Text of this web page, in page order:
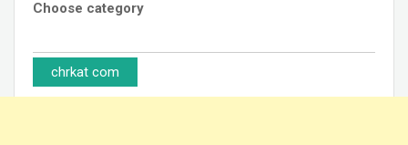
Choose category
chrkat com